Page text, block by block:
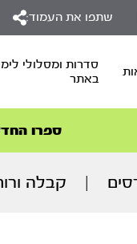
שתפו את העמוד:
סדרות ומסלולי
באתר
ספרו
קבלה